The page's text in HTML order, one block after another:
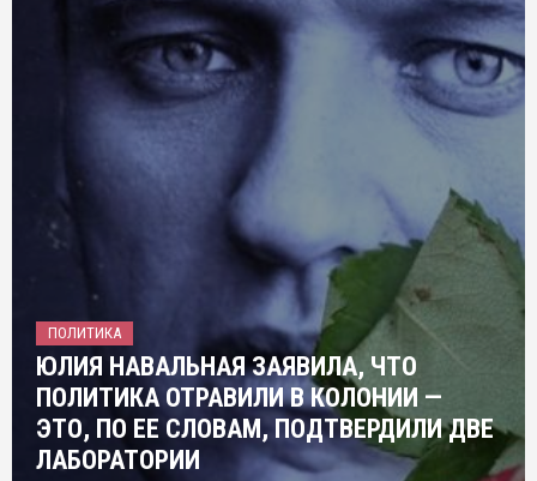
ПОЛИТИКА
ЮЛИЯ НАВАЛЬНАЯ ЗАЯВИЛА, ЧТО
ПОЛИТИКА ОТРАВИЛИ В КОЛОНИИ —
ЭТО, ПО ЕЕ СЛОВАМ, ПОДТВЕРДИЛИ ДВЕ
ЛАБОРАТОРИИ